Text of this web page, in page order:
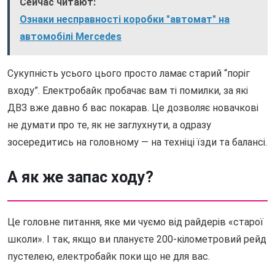
Сейчас читают:
Ознаки несправності коробки "автомат" на
автомобілі Mercedes
Сукупність усього цього просто ламає старий “поріг
входу”. Електробайк пробачає вам ті помилки, за які
ДВЗ вже давно б вас покарав. Це дозволяє новачкові
не думати про те, як не заглухнути, а одразу
зосередитись на головному — на техніці їзди та балансі.
А як же запас ходу?
Це головне питання, яке ми чуємо від райдерів «старої
школи». І так, якщо ви плануєте 200-кілометровий рейд
пустелею, електробайк поки що не для вас.